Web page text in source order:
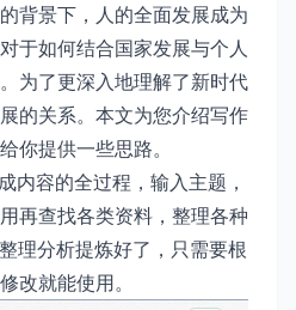
背景下，人的全面发展成为
于如何结合国家发展与个人
为了更深入地理解了新时代
的关系。本文为您介绍写作
你提供一些思路。
内容的全过程，输入主题，
再查找各类资料，整理各种
理分析提炼好了，只需要根
改就能使用。